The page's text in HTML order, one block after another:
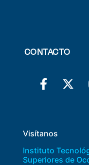
CONTACTO
Visítanos
Instituto
Superiores de